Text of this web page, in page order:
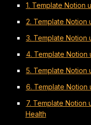
1. Template Notion
2. Template Notion
3. Template Notion
4. Template Notion
5. Template Notion
6. Template Notion
7. Template Notion
Health